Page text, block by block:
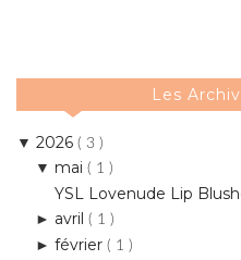
Les
▼ 2026 ( 3 )
▼ mai ( 1 )
YSL Lovenude Lip
► avril ( 1 )
► février ( 1 )